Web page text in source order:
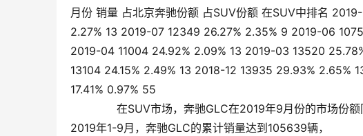
月份 销量 占北京奔驰份额 占SUV份额 在SUV中排名
2.27% 13 2019-07 12349 26.27% 2.35% 9 2019-06
2019-04 11004 24.92% 2.09% 13 2019-03 13520
13104 24.15% 2.49% 13 2018-12 13935 29.93% 2.65%
17.41% 0.97% 55
在SUV市场，奔驰GLC在2019年9月份的市场份额
2019年1-9月，奔驰GLC的累计销量达到105639辆，